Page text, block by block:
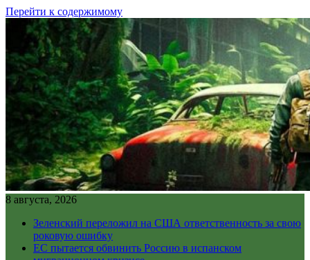
Перейти к содержимому
8 августа, 2026
Зеленский переложил на США ответственность за свою
роковую ошибку
ЕС пытается обвинить Россию в испанском